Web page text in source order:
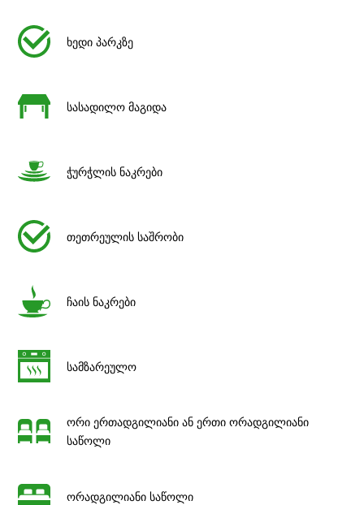
ხედი პარკზე
სასადილო მაგიდა
ჭურჭლის ნაკრები
თეთრეულის საშრობი
ჩაის ნაკრები
სამზარეულო
ორი ერთადგილიანი ან ერთი ორადგილიანი
საწოლი
ორადგილიანი საწოლი